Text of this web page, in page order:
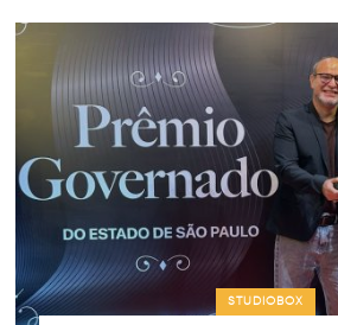
STUDIOBOX